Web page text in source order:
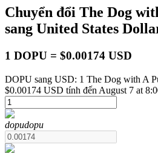
USDT Futures
Chuyển đổi The Dog
sang United States
1 DOPU = $0.00174 USD
DOPU sang USD: 1 The Dog with A
$0.00174 USD tính đến August 7 at
dopudopu